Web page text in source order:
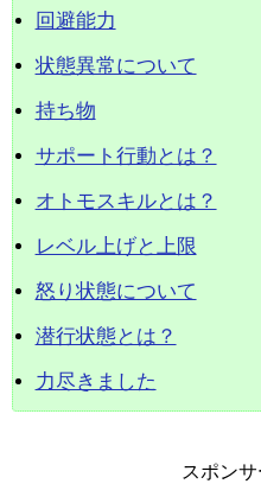
回避能力
状態異常について
持ち物
サポート行動とは？
オトモスキルとは？
レベル上げと上限
怒り状態について
潜行状態とは？
力尽きました
スポン